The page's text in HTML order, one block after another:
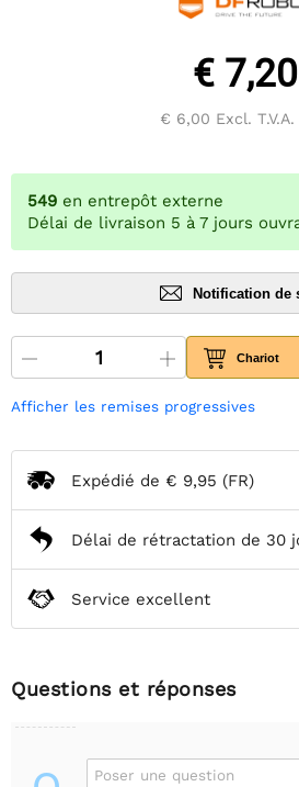
€ 7,20
€ 6,00 Excl. T.V.A.
549 en entrepôt externe
Délai de livraison 5 à 7 jours
Notification de
Chariot
Afficher les remises progressives
Expédié de € 9,95 (FR)
Délai de rétractation de 30
Service excellent
Questions et réponses
Poser une question